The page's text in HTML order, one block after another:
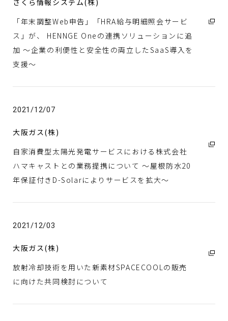
さくら情報システム(株)
「年末調整Web申告」「HRA給与明細照会サービ
ス」が、 HENNGE Oneの連携ソリューションに追
加 ～企業の利便性と安全性の両立したSaaS導入を
支援～
2021/12/07
大阪ガス(株)
自家消費型太陽光発電サービスにおける株式会社
ハマキャストとの業務提携について ～屋根防水20
年保証付きD-Solarによりサービスを拡大～
2021/12/03
大阪ガス(株)
放射冷却技術を用いた新素材SPACECOOLの販売
に向けた共同検討について